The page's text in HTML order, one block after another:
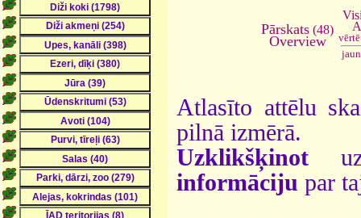
Pārskats (48)
Overview
Atlasīto attēlu
pilnā izmērā.
Uzklikšķinot
informāciju par